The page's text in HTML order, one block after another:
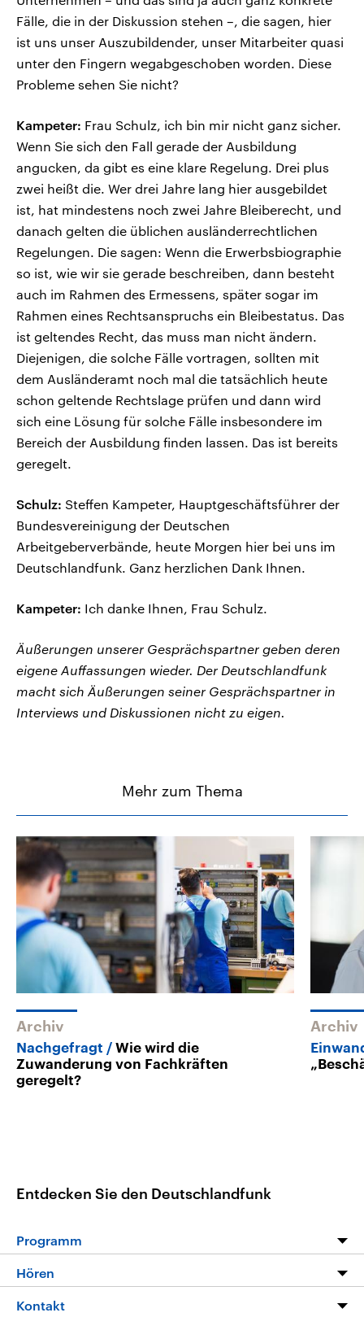
Fälle, die in der Diskussion stehen –, die sagen, hier
ist uns unser Auszubildender, unser Mitarbeiter quasi
unter den Fingern wegabgeschoben worden. Diese
Probleme sehen Sie nicht?
Kampeter: Frau Schulz, ich bin mir nicht ganz sicher.
Wenn Sie sich den Fall gerade der Ausbildung
angucken, da gibt es eine klare Regelung. Drei plus
zwei heißt die. Wer drei Jahre lang hier ausgebildet
ist, hat mindestens noch zwei Jahre Bleiberecht, und
danach gelten die üblichen ausländerrechtlichen
Regelungen. Die sagen: Wenn die Erwerbsbiographie
so ist, wie wir sie gerade beschreiben, dann besteht
auch im Rahmen des Ermessens, später sogar im
Rahmen eines Rechtsanspruchs ein Bleibestatus. Das
ist geltendes Recht, das muss man nicht ändern.
Diejenigen, die solche Fälle vortragen, sollten mit
dem Ausländeramt noch mal die tatsächlich heute
schon geltende Rechtslage prüfen und dann wird
sich eine Lösung für solche Fälle insbesondere im
Bereich der Ausbildung finden lassen. Das ist bereits
geregelt.
Schulz: Steffen Kampeter, Hauptgeschäftsführer der
Bundesvereinigung der Deutschen
Arbeitgeberverbände, heute Morgen hier bei uns im
Deutschlandfunk. Ganz herzlichen Dank Ihnen.
Kampeter: Ich danke Ihnen, Frau Schulz.
Äußerungen unserer Gesprächspartner geben deren
eigene Auffassungen wieder. Der Deutschlandfunk
macht sich Äußerungen seiner Gesprächspartner in
Interviews und Diskussionen nicht zu eigen.
Mehr zum Thema
Archiv
Nachgefragt
Wie wird die
Zuwanderung von Fachkräften
geregelt?
Archiv
Entdecken Sie den Deutschlandfunk
Programm
Programm
Hören
Livestream
Kontakt